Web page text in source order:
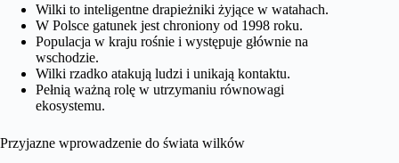
Wilki to inteligentne drapieżniki żyjące w watahach.
W Polsce gatunek jest chroniony od 1998 roku.
Populacja w kraju rośnie i występuje głównie na
wschodzie.
Wilki rzadko atakują ludzi i unikają kontaktu.
Pełnią ważną rolę w utrzymaniu równowagi
ekosystemu.
Przyjazne wprowadzenie do świata wilków